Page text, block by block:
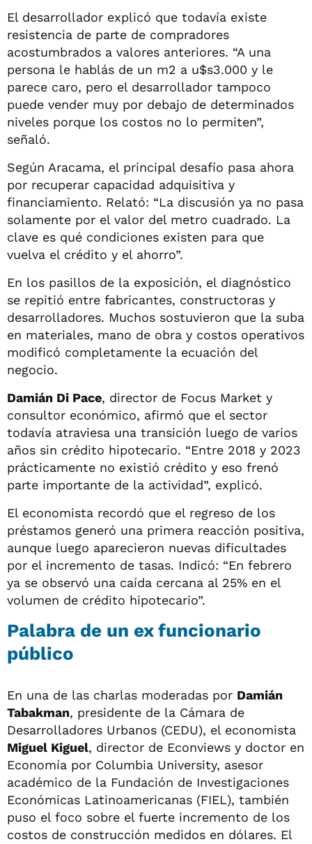
El desarrollador explicó que todavía existe
resistencia de parte de compradores
acostumbrados a valores anteriores. “A una
persona le hablás de un m2 a u$s3.000 y le
parece caro, pero el desarrollador tampoco
puede vender muy por debajo de determinados
niveles porque los costos no lo permiten”,
señaló.
Según Aracama, el principal desafío pasa ahora
por recuperar capacidad adquisitiva y
financiamiento. Relató: “La discusión ya no pasa
solamente por el valor del metro cuadrado. La
clave es qué condiciones existen para que
vuelva el crédito y el ahorro”.
En los pasillos de la exposición, el diagnóstico
se repitió entre fabricantes, constructoras y
desarrolladores. Muchos sostuvieron que la suba
en materiales, mano de obra y costos operativos
modificó completamente la ecuación del
negocio.
Damián Di Pace, director de Focus Market y
consultor económico, afirmó que el sector
todavía atraviesa una transición luego de varios
años sin crédito hipotecario. “Entre 2018 y 2023
prácticamente no existió crédito y eso frenó
parte importante de la actividad”, explicó.
El economista recordó que el regreso de los
préstamos generó una primera reacción positiva,
aunque luego aparecieron nuevas dificultades
por el incremento de tasas. Indicó: “En febrero
ya se observó una caída cercana al 25% en el
volumen de crédito hipotecario”.
Palabra de un ex funcionario
público
En una de las charlas moderadas por Damián
Tabakman, presidente de la Cámara de
Desarrolladores Urbanos (CEDU), el economista
Miguel Kiguel, director de Econviews y doctor en
Economía por Columbia University, asesor
académico de la Fundación de Investigaciones
Económicas Latinoamericanas (FIEL), también
puso el foco sobre el fuerte incremento de los
costos de construcción medidos en dólares. El